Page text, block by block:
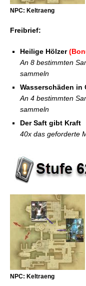
NPC: Keltraeng
Freibrief:
Heilige Hölzer
An 8 bestimmten
sammeln
Wasserschäden in
An 4 bestimmten
sammeln
Der Saft gibt Kraft
40x das geforderte
NPC: Keltraeng